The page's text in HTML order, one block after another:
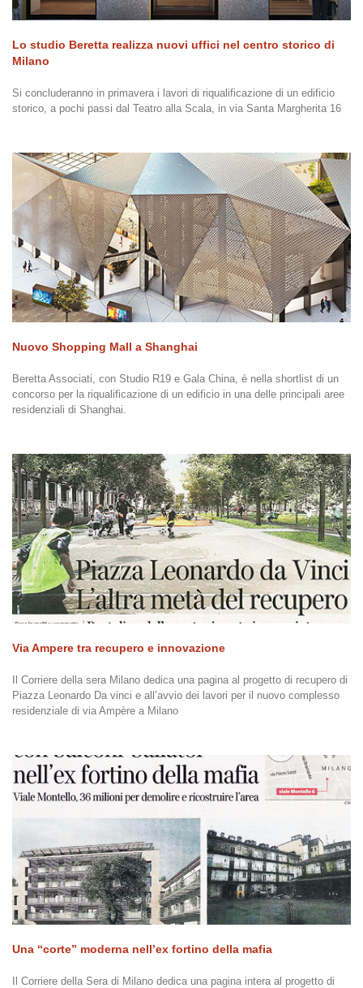
Lo studio Beretta realizza nuovi uffici nel centro storico di
Milano
Si concluderanno in primavera i lavori di riqualificazione di un edificio
storico, a pochi passi dal Teatro alla Scala, in via Santa Margherita 16
Nuovo Shopping Mall a Shanghai
Beretta Associati, con Studio R19 e Gala China, è nella shortlist di un
concorso per la riqualificazione di un edificio in una delle principali aree
residenziali di Shanghai.
Via Ampere tra recupero e innovazione
Il Corriere della sera Milano dedica una pagina al progetto di recupero di
Piazza Leonardo Da vinci e all’avvio dei lavori per il nuovo complesso
residenziale di via Ampère a Milano
Una “corte” moderna nell’ex fortino della mafia
Il Corriere della Sera di Milano dedica una pagina intera al progetto di